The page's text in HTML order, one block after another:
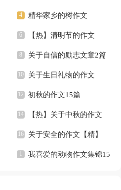
精华家乡的树作文
【热】清明节的作文
关于自信的励志文章2篇
关于生日礼物的作文
【精】初秋的作文15篇
【热】关于中秋的作文
关于安全的作文【精】
我喜爱的动物作文集锦15